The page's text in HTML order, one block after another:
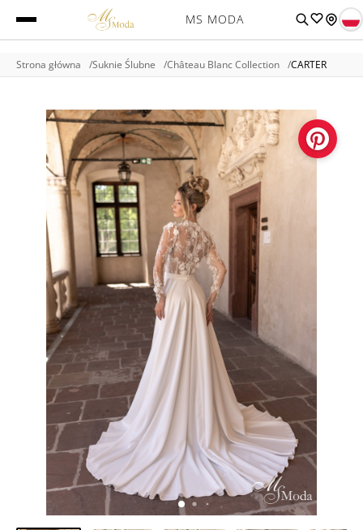
MS MODA
Strona główna Suknie Ślubne Château Blanc Collection CARTER